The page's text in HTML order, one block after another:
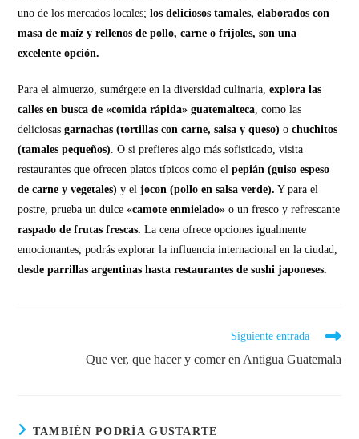
uno de los mercados locales;los deliciosos tamales, elaborados con
masa de maíz y rellenos de pollo, carne o frijoles, son una
excelente opción.
Para el almuerzo, sumérgete en la diversidad culinaria,explora las
calles en busca de «comida rápida» guatemalteca, como las
deliciosasgarnachas (tortillas con carne, salsa y queso) ochuchitos
(tamales pequeños). O si prefieres algo más sofisticado, visita
restaurantes que ofrecen platos típicos como elpepián (guiso espeso
de carne y vegetales)y el jocon (pollo en salsa verde). Y para el
postre, prueba un dulce«camote enmielado»o un fresco y refrescante
raspado de frutas frescas. La cena ofrece opciones igualmente
emocionantes, podrás explorar la influencia internacional en la ciudad,
desde parrillas argentinas hasta restaurantes de sushi japoneses.
Siguiente entrada
Que ver, que hacer y comer en Antigua Guatemala
TAMBIÉN PODRÍA GUSTARTE